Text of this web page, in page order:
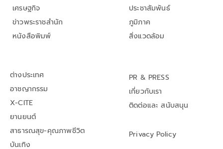
เศรษฐกิจ
ข่าวพระราชสำนัก
หนังสือพิมพ์
ประชาสัมพันธ์
ภูมิภาค
สิ่งแวดล้อม
ต่างประเทศ
อาชญากรรม
X-CITE
ยานยนต์
สาธารณสุข-คุณภาพชีวิต
บันเทิง
PR & PRESS
เกี่ยวกับเรา
ติดต่อและ สนับสนุน
Privacy Policy